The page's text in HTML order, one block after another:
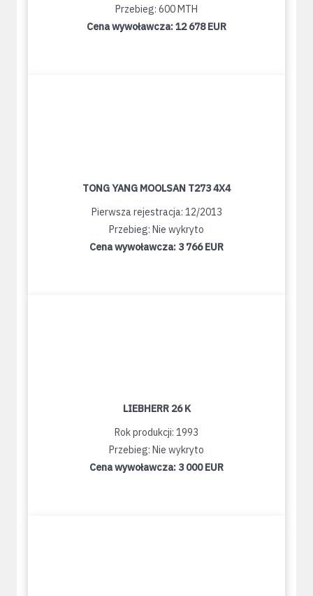
Przebieg: 600 MTH
Cena wywoławcza:12 678 EUR
TONG YANG MOOLSAN T273 4X4
Pierwsza rejestracja: 12/2013
Przebieg: Nie wykryto
Cena wywoławcza: 3 766 EUR
LIEBHERR 26 K
Rok produkcji: 1993
Przebieg: Nie wykryto
Cena wywoławcza: 3 000 EUR